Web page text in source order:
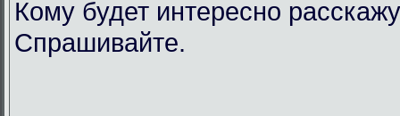
Кому будет интересно
Спрашивайте.